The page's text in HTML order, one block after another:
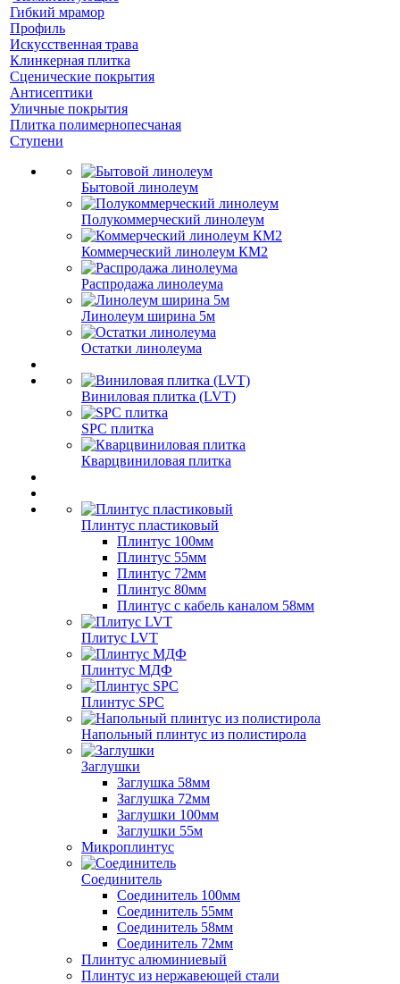
Гибкий мрамор
Профиль
Искусственная трава
Клинкерная плитка
Сценические покрытия
Антисептики
Уличные покрытия
Плитка полимернопесчаная
Ступени
Бытовой линолеум
Полукоммерческий линолеум
Коммерческий линолеум КМ2
Распродажа линолеума
Линолеум ширина 5м
Остатки линолеума
Виниловая плитка (LVT)
SPC плитка
Кварцвиниловая плитка
Плинтус пластиковый
Плинтус 100мм
Плинтус 55мм
Плинтус 72мм
Плинтус 80мм
Плинтус с кабель каналом 58мм
Плитус LVT
Плинтус МДФ
Плинтус SPC
Напольный плинтус из полистирола
Заглушки
Заглушка 58мм
Заглушка 72мм
Заглушки 100мм
Заглушки 55м
Микроплинтус
Соединитель
Соединитель 100мм
Соединитель 55мм
Соединитель 58мм
Соединитель 72мм
Плинтус алюминиевый
Плинтус из нержавеющей стали